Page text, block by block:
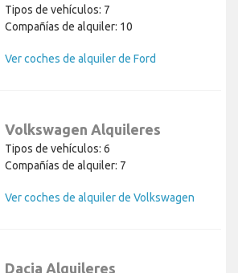
Tipos de vehículos: 7
Compañías de alquiler: 10
Ver coches de alquiler de Ford
Volkswagen Alquileres
Tipos de vehículos: 6
Compañías de alquiler: 7
Ver coches de alquiler de Volkswagen
Dacia Alquileres